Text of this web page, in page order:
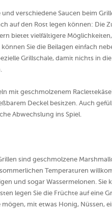
verschiedene Saucen beim
auf den Rost legen können:
bietet vielfältigere
Sie die Beilagen einfach
Grillschale, damit nichts in
mit geschmolzenem
Deckel besitzen. Auch
Abwechslung ins Spiel.
sind geschmolzene
Temperaturen
und sogar Wassermelonen.
legen Sie die Früchte auf eine
mögen, mit etwas Honig,